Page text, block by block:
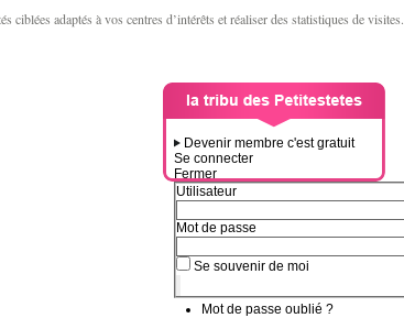
adaptés à vos centres d’intérêts et réaliser des statistiques de visites.
Devenir membre c'est gratuit
Se connecter
Fermer
Utilisateur
Mot de passe
Se souvenir de moi
Mot de passe oublié ?